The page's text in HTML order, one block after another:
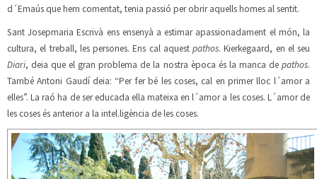
d´Emaús que hem comentat, tenia passió per obrir aquells homes al sentit.
Sant Josepmaria Escrivà ens ensenyà a estimar apassionadament el món, la
cultura, el treball, les persones. Ens cal aquest pathos. Kierkegaard, en el seu
Diari, deia que el gran problema de la nostra època és la manca de pathos.
També Antoni Gaudí deia: “Per fer bé les coses, cal en primer lloc l´amor a
elles”. La raó ha de ser educada ella mateixa en l´amor a les coses. L´amor de
les coses és anterior a la intel.ligència de les coses.